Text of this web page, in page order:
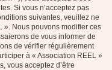
Si vous n’acceptez pas
suivantes, veuillez ne
». Nous pouvons modifier ces
de vous informer de
de vérifier régulièrement
à « Association REEL »
vous acceptez d’être